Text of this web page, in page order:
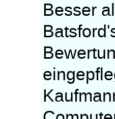
Besser